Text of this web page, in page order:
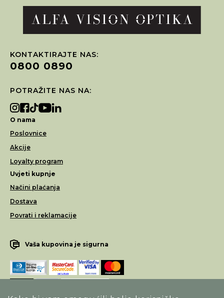
KONTAKTIRAJTE NAS:
0800 0890
POTRAŽITE NAS NA:
O nama
Poslovnice
Akcije
Loyalty program
Uvjeti kupnje
Načini plaćanja
Dostava
Povrati i reklamacije
Vaša kupovina je sigurna